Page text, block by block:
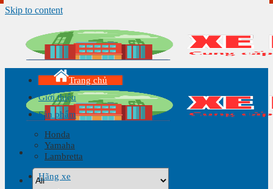
Skip to content
Trang chủ
Giới thiệu
Sản phẩm
Honda
Yamaha
Lambretta
Hãng xe